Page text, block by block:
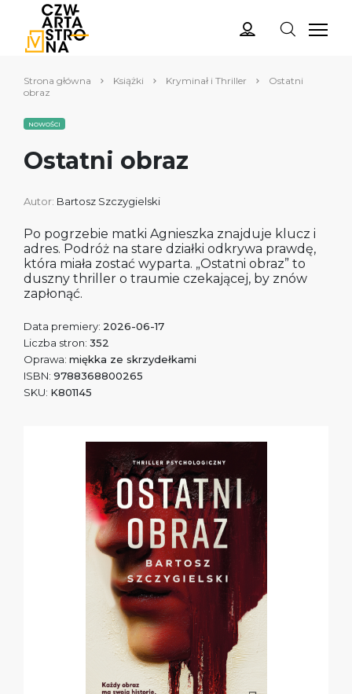
Strona główna Książki Kryminał i Thriller
Ostatni
obraz
NOWOŚCI
Ostatni obraz
Autor: Bartosz Szczygielski
Po pogrzebie matki Agnieszka znajduje klucz i
adres. Podróż na stare działki odkrywa prawdę,
która miała zostać wyparta. „Ostatni obraz” to
duszny thriller o traumie czekającej, by znów
zapłonąć.
Data premiery: 2026-06-17
Liczba stron: 352
Oprawa: miękka ze skrzydełkami
ISBN: 9788368800265
SKU: K801145